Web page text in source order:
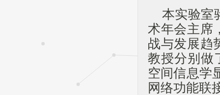
本实验室
术年会主席
战与发展趋
教授分别做
空间信息学
网络功能联